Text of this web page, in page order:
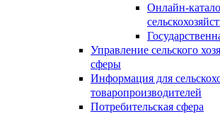
Онлайн-
Управление сельского
сферы
Информация для
товаропроизводителей
Потребительская сфера